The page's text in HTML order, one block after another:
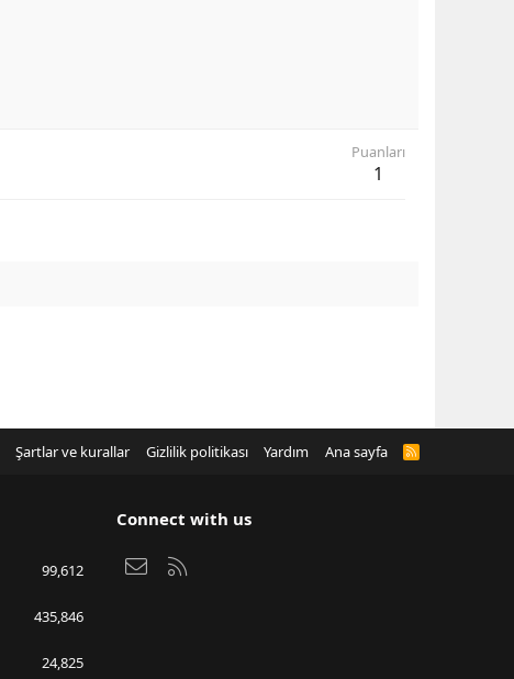
Puanları
1
Şartlar ve kurallar Gizlilik politikası Yardım Ana sayfa
R
99,612
435,846
24,825
Connect with us
Bize ulaşın